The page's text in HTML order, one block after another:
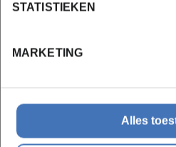
STATISTIEKEN
MARKETING
Alles
Syntracast bekijken
Cijfers